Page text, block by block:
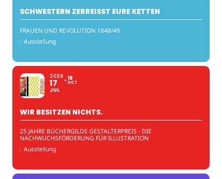
SCHWESTERN ZERREISST EURE KETTEN
FRAUEN UND REVOLUTION 1848/49
: Ausstellung
2026
17
JUL
18
OCT
WIR BESITZEN NICHTS.
25 JAHRE BÜCHERGILDE GESTALTERPREIS - DIE
NACHWUCHSFÖRDERUNG FÜR ILLUSTRATION
: Ausstellung